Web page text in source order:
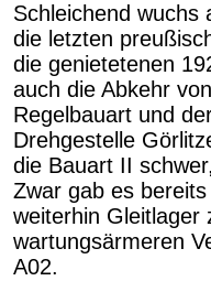
Schleichend wuchs
die letzten
die genietetenen
auch die Abkehr
Regelbauart und
Drehgestelle
die Bauart II
Zwar gab es
weiterhin Gleitlager
wartungsärmeren
A02.